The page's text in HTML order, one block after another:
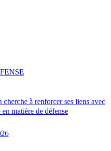
cherche à renforcer ses liens avec
en matière de défense